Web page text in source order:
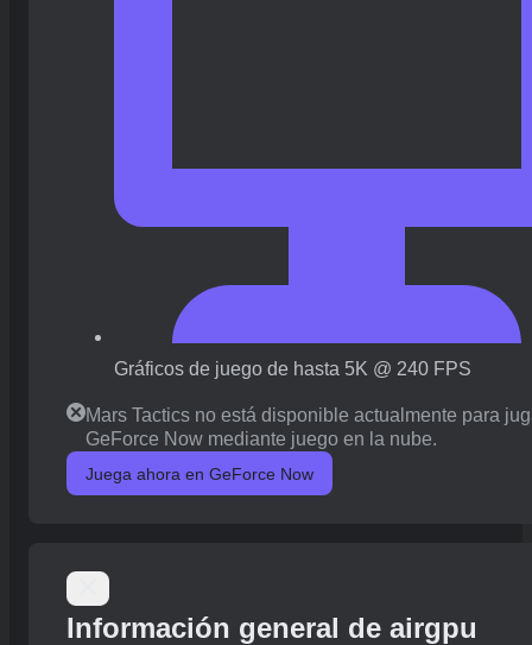
Gráficos de juego de hasta 5K @ 240 FPS
Mars Tactics no está disponible actualmente para
GeForce Now mediante juego en la nube.
Juega ahora en GeForce Now
Información general de airgpu